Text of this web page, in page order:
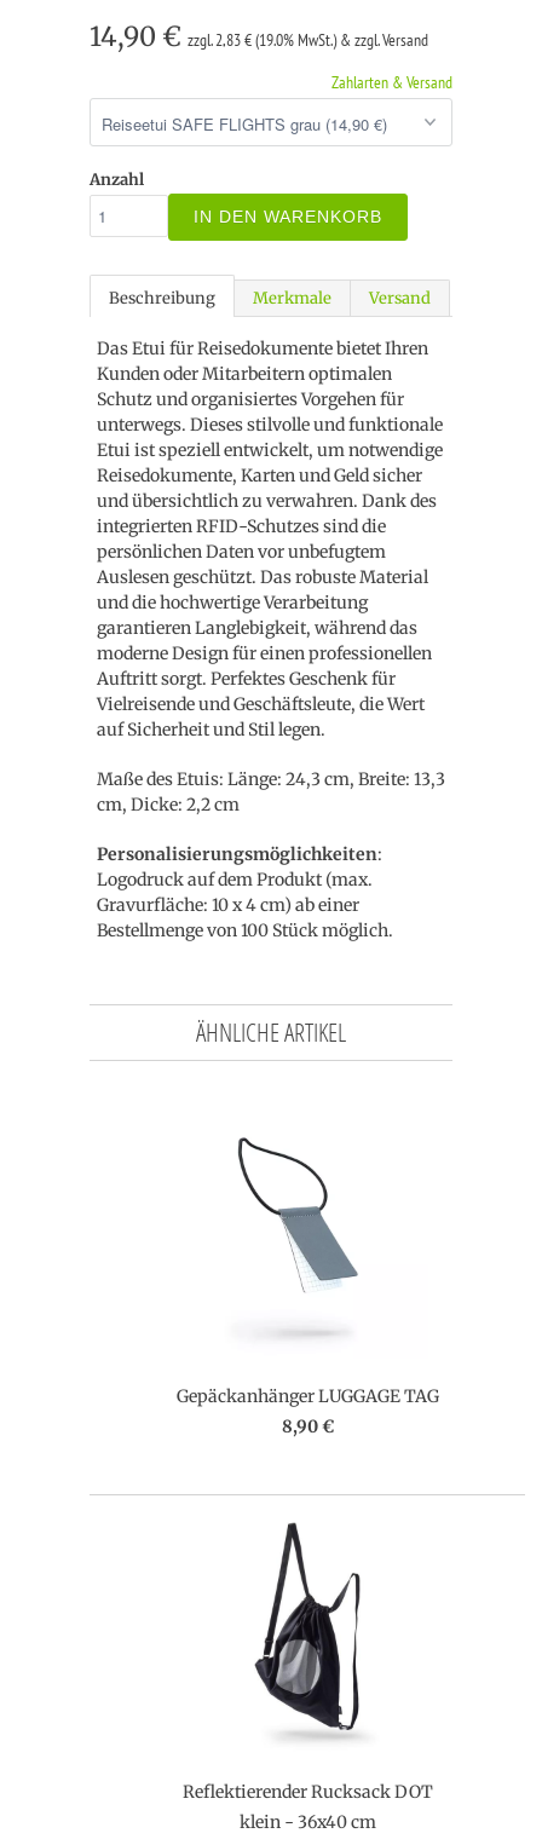
14,90 € zzgl. 2,83 € (19.0% MwSt.) & zzgl. Versand
Zahlarten & Versand
Anzahl
IN DEN WARENKORB
Beschreibung Merkmale Versand
Das Etui für Reisedokumente bietet Ihren
Kunden oder Mitarbeitern optimalen
Schutz und organisiertes Vorgehen für
unterwegs. Dieses stilvolle und funktionale
Etui ist speziell entwickelt, um notwendige
Reisedokumente, Karten und Geld sicher
und übersichtlich zu verwahren. Dank des
integrierten RFID-Schutzes sind die
persönlichen Daten vor unbefugtem
Auslesen geschützt. Das robuste Material
und die hochwertige Verarbeitung
garantieren Langlebigkeit, während das
moderne Design für einen professionellen
Auftritt sorgt. Perfektes Geschenk für
Vielreisende und Geschäftsleute, die Wert
auf Sicherheit und Stil legen.
Maße des Etuis: Länge: 24,3 cm, Breite: 13,3
cm, Dicke: 2,2 cm
Personalisierungsmöglichkeiten:
Logodruck auf dem Produkt (max.
Gravurfläche: 10 x 4 cm) ab einer
Bestellmenge von 100 Stück möglich.
ÄHNLICHE ARTIKEL
Gepäckanhänger LUGGAGE TAG
8,90 €
Reflektierender Rucksack DOT
klein - 36x40 cm